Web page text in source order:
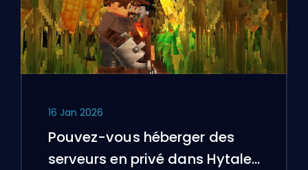
16 Jan 2026
Pouvez-vous héberger des
serveurs en privé dans Hytale